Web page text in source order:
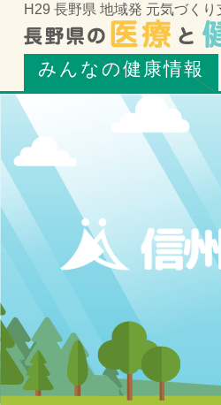
H29 長野県 地域発 元気づく
みんなの健康情報